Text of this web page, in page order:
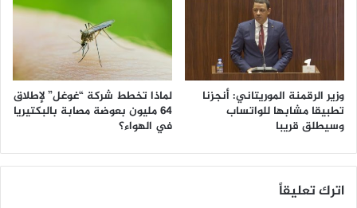
وزير الرقمنة الموريتاني: أنجزنا
تطبيقا مشابها للواتساب
وسيطلق قريبا
لماذا تخطط شركة “غوغل” لإطلاق
64 مليون بعوضة مصابة بالبكتيريا
في الهواء؟
اترك تعليقاً